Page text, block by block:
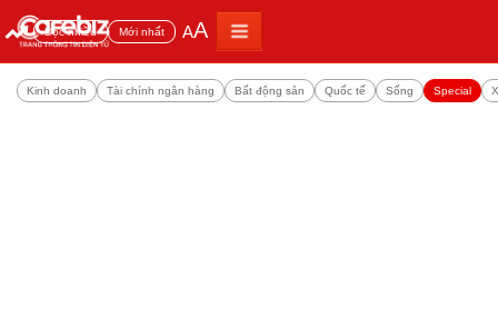
Đọc nhiều Mới nhất AA
Kinh doanh Tài chính ngân hàng Bất động sản Quốc tế Sống Special